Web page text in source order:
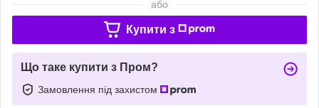
або
Купити з
Що таке купити з Пром?
Замовлення під захистом